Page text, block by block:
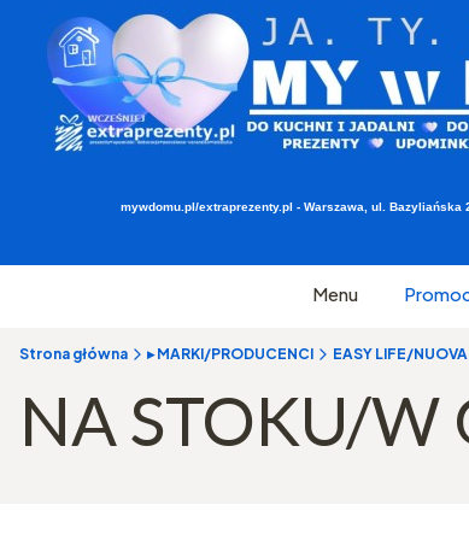
mywdomu.pl/extraprezenty.pl - Warszawa, ul. Bazyliańska
Menu
Strona główna ▸ MARKI/PRODUCENCI EASY LIFE/
NA STOKU/W